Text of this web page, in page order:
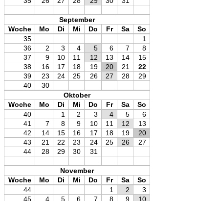
September
Woche
Mo Di Mi Do Fr Sa
So
35
1
36
2 3 4 5 6 7
8
37
9 10 11 12 13 14
15
38
16 17 18 19 20 21
22
39
23 24 25 26 27 28
29
40
30
Oktober
Woche
Mo Di Mi Do Fr Sa
So
40
1 2 3 4 5
6
41
7 8 9 10 11 12
13
42
14 15 16 17 18 19
20
43
21 22 23 24 25 26
27
44
28 29 30 31
November
Woche
Mo Di Mi Do Fr Sa
So
44
1 2
3
45
4 5 6 7 8 9 10